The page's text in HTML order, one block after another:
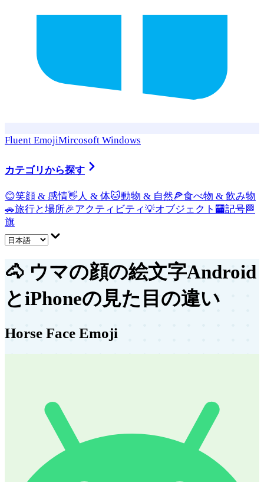
Fluent EmojiMircosoft Windows
カテゴリから探す
😊笑顔 & 感情👋 人 & 体🐱動物 & 自然🍕食べ物 & 飲み物
🚗旅行と場所🎉アクティビティ💡オブジェクト 🏧記号🏁
旗
🐴 ウマの顔の絵文字Android
とiPhoneの見た目の違い
Horse Face Emoji